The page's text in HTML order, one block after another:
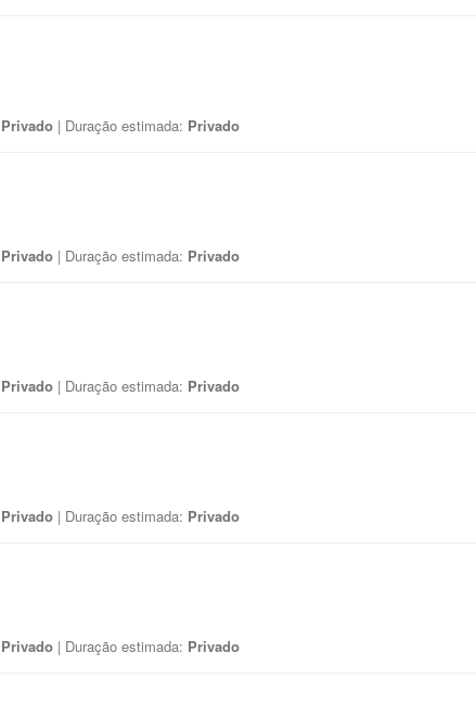
Privado | Duração estimada: Privado
Privado | Duração estimada: Privado
Privado | Duração estimada: Privado
Privado | Duração estimada: Privado
Privado | Duração estimada: Privado